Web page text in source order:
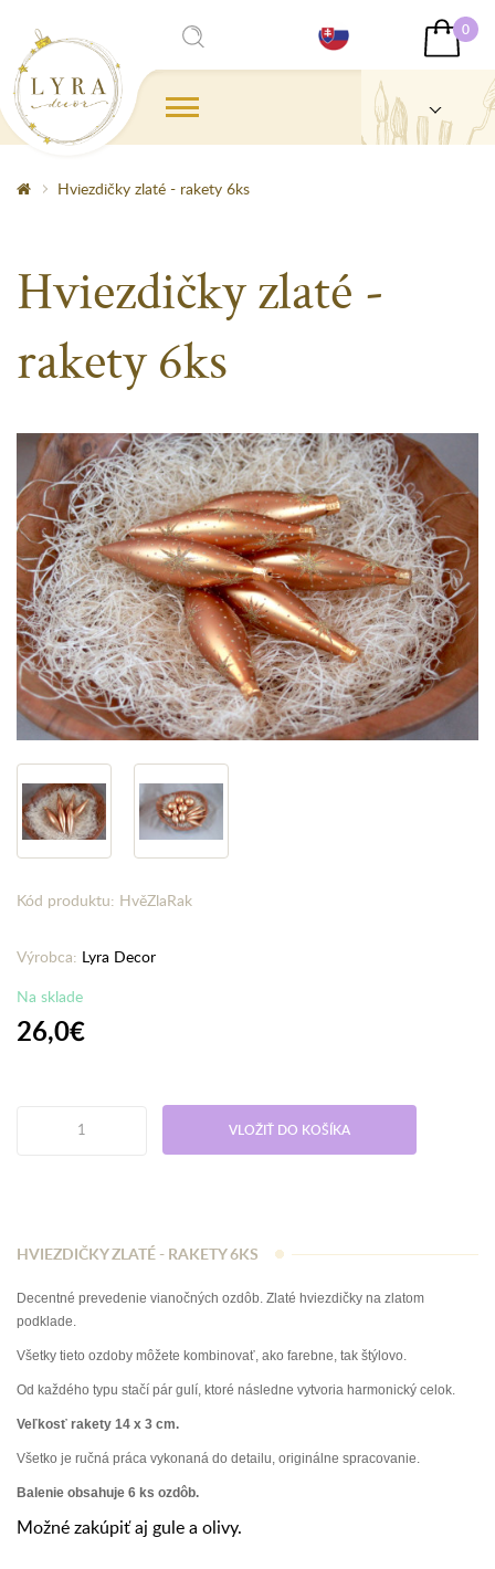
0
Hviezdičky zlaté - rakety 6ks
Hviezdičky zlaté -
rakety 6ks
Kód produktu: HvěZlaRak
Výrobca: Lyra Decor
Na sklade
26,0€
VLOŽIŤ DO KOŠÍKA
HVIEZDIČKY ZLATÉ - RAKETY 6KS
Decentné prevedenie vianočných ozdôb. Zlaté hviezdičky na zlatom
podklade.
Všetky tieto ozdoby môžete kombinovať, ako farebne, tak štýlovo.
Od každého typu stačí pár gulí, ktoré následne vytvoria harmonický celok.
Veľkosť rakety 14 x 3 cm.
Všetko je ručná práca vykonaná do detailu, originálne spracovanie.
Balenie obsahuje 6 ks ozdôb.
Možné zakúpiť aj gule a olivy.